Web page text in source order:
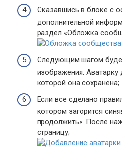
Оказавшись в блоке с
дополнительной
раздел «Обложка
Следующим шагом
изображения. Аватарку
которой она сохранена;
Если все сделано
котором загорится
продолжить». После
страницу;